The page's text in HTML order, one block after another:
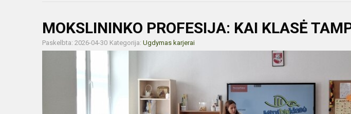
MOKSLININKO PROFESIJA: KAI KLASĖ
Paskelbta: 2026-04-30 Kategorija: Ugdymas karjerai